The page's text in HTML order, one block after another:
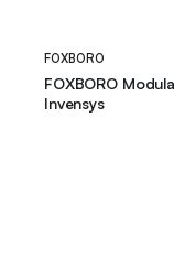
FOXBORO
FOXBORO
Invensys